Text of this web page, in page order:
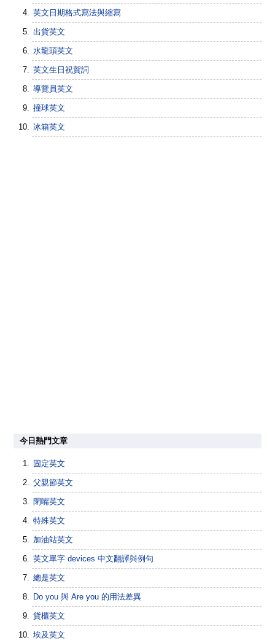
英文日期格式寫法與縮寫
出貨英文
水龍頭英文
英文生日祝賀詞
導覽員英文
撞球英文
冰箱英文
今日熱門文章
固定英文
父親節英文
閉嘴英文
特殊英文
加油站英文
英文單字 devices 中文翻譯與例句
總是英文
Do you 與 Are you 的用法差異
貨櫃英文
埃及英文